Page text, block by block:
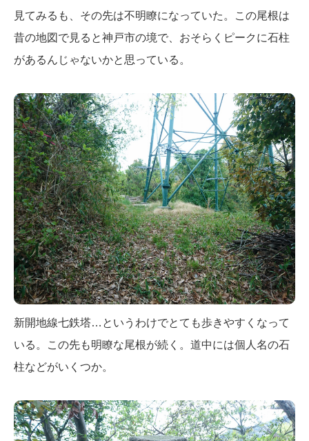
見てみるも、その先は不明瞭になっていた。この尾根は
昔の地図で見ると神戸市の境で、おそらくピークに石柱
があるんじゃないかと思っている。
新開地線七鉄塔…というわけでとても歩きやすくなって
いる。この先も明瞭な尾根が続く。道中には個人名の石
柱などがいくつか。